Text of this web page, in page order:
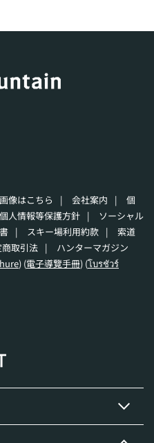
像はこちら | 会社案内 |
個
人情報等保護方針 |
ソーシャル
| スキー場利用約款 |
索道
商取引法 |
ハンターマガジン
) (電子導覽手冊) (โบรชัวร์